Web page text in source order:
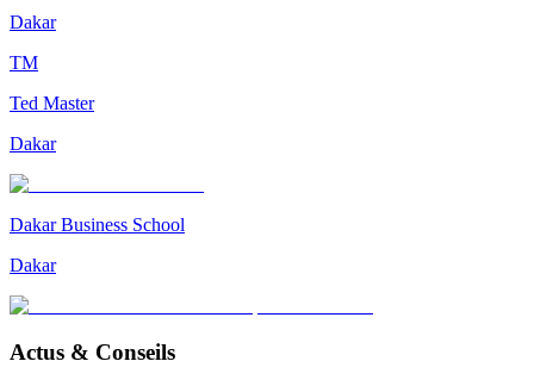
Dakar
TM
Ted Master
Dakar
Dakar Business School
Dakar
Actus & Conseils